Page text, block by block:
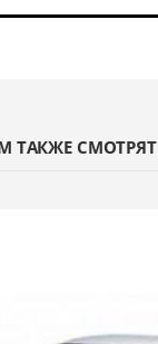
ТАКЖЕ СМОТРЯТ